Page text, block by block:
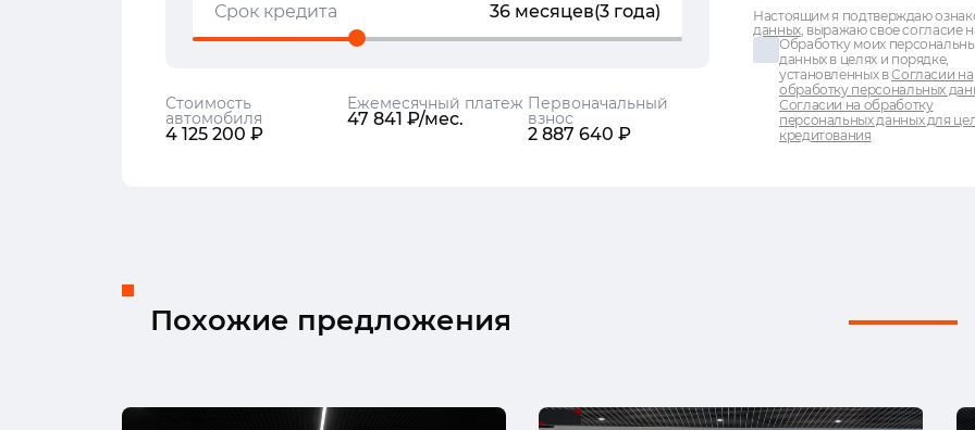
Срок кредита 36 месяцев(3 года)
Стоимость
автомобиля
4 125 200 ₽
Ежемесячный платеж
47 841 ₽/мес.
Первоначальный
взнос
2 887 640 ₽
Настоящим я подтверждаю
данных, выражаю свое согласие
Обработку моих
данных в целях и порядке,
установленных вСогласии на
обработку персональных
Согласии на обработку
персональных данных для
кредитования
Похожие предложения